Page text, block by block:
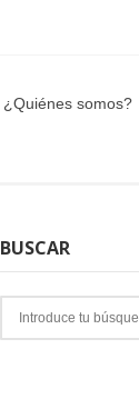
¿Quiénes somos?
BUSCAR